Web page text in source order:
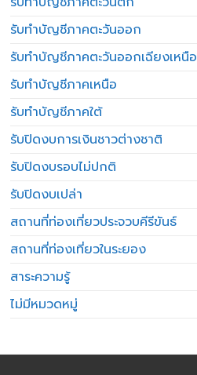
รับทำบัญชีภาคตะวันออก
รับทำบัญชีภาคตะวันออกเฉียงเหนือ
รับทำบัญชีภาคเหนือ
รับทำบัญชีภาคใต้
รับปิดงบการเงินชาวต่างชาติ
รับปิดงบรอบไม่ปกติ
รับปิดงบเปล่า
สถานที่ท่องเที่ยวประจวบคีรีขันธ์
สถานที่ท่องเที่ยวในระยอง
สาระความรู้
ไม่มีหมวดหมู่